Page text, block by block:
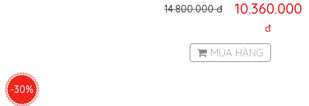
E Hafele 589.52.675
10.360.000
đ
14.800.000đ
MUA HÀNG
-30%